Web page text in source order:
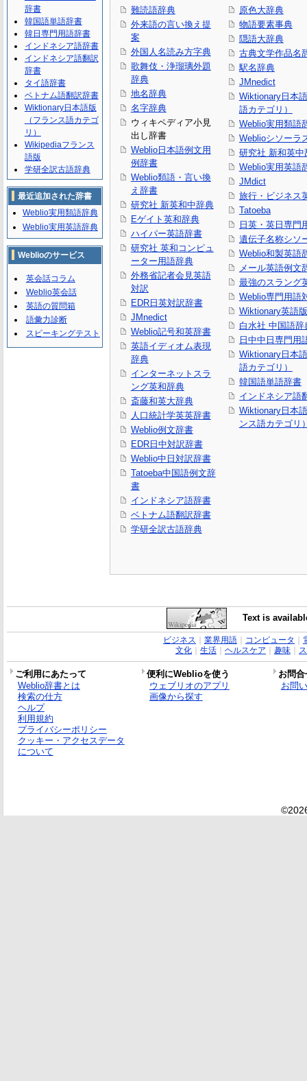
難読語辞典
外来語の言い換え提
案
外国人名読み方字典
歌舞伎・浄瑠璃外題
辞典
地名辞典
名字辞典
ウィキペディア小見
出し辞書
Weblio日本語例文用
例辞書
Weblio類語・言い換
え辞書
研究社 新英和中辞典
Eゲイト英和辞典
ハイパー英語辞書
研究社 英和コンピュ
ーター用語辞典
外務省記者会見英語
対訳
EDR日英対訳辞書
JMnedict
Weblio記号和英辞書
英語イディオム表現
辞典
インターネットスラ
ング英和辞典
斎藤和英大辞典
人口統計学英英辞書
Weblio例文辞書
EDR日中対訳辞書
Weblio中日対訳辞書
Tatoeba中国語例文辞
書
インドネシア語辞書
ベトナム語翻訳辞書
学研全訳古語辞典
原色大辞典
物語要素事典
隠語大辞典
古典文学作品名
駅名辞典
JMnedict
Wiktionary日本
語カテゴリ）
Weblio実用類語
Weblioシソーラ
研究社 新和英中
Weblio実用英語
JMdict
旅行・ビジネス
Tatoeba
日英・英日専門
遺伝子名称シソ
Weblio和製英語
メール英語例文
最強のスラング
Weblio専門用語
Wiktionary英語版
白水社 中国語辞
日中中日専門用
Wiktionary日本
語カテゴリ）
韓国語単語辞書
インドネシア語
Wiktionary日本
ンス語カテゴリ
辞書
韓国語単語辞書
韓日専門用語辞書
インドネシア語辞書
インドネシア語翻訳
辞書
タイ語辞書
ベトナム語翻訳辞書
Wiktionary日本語版
（フランス語カテゴ
リ）
Wikipediaフランス
語版
学研全訳古語辞典
最近追加された辞書
Weblio実用類語辞典
Weblio実用英語辞典
Weblioのサービス
英会話コラム
Weblio英会話
英語の質問箱
語彙力診断
スピーキングテスト
Text is
ビジネス 業界用語｜ コンピュータ
文化｜ 生活｜ ヘルスケア 趣味｜
ご利用にあたって 便利にWeblioを使う
お問
Weblio辞書とは
検索の仕方
ヘルプ
利用規約
プライバシーポリシー
クッキー・アクセスデータ
について
ウェブリオのアプリ
画像から探す
お問